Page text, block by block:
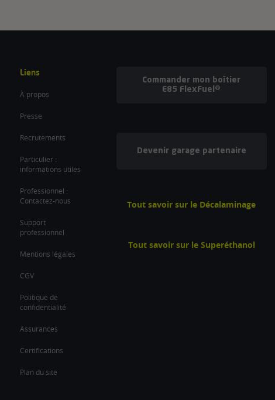
Liens
À propos
Presse
Recrutements
Particulier :
informations utiles
Professionnel :
Contactez-nous
Support
professionnel
Mentions légales
CGV
Politique de
confidentialité
Assurances
Certifications
Plan du site
Commander mon boîtier
E85 FlexFuel®
Devenir garage partenaire
Tout savoir sur le Décalaminage
Tout savoir sur le Superéthanol